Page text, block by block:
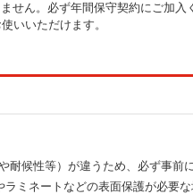
せん。必ず年間保守契約にご加入
いいただけます。
候性等）が違うため、必ず事前
ミネートなどの表面保護が必要な